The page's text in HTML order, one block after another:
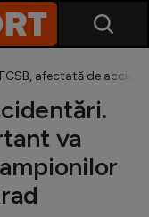
FCSB, afectată de
va